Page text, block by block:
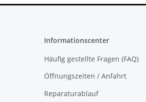
Informationscenter
Häufig gestellte Fragen (FAQ)
Öffnungszeiten / Anfahrt
Reparaturablauf